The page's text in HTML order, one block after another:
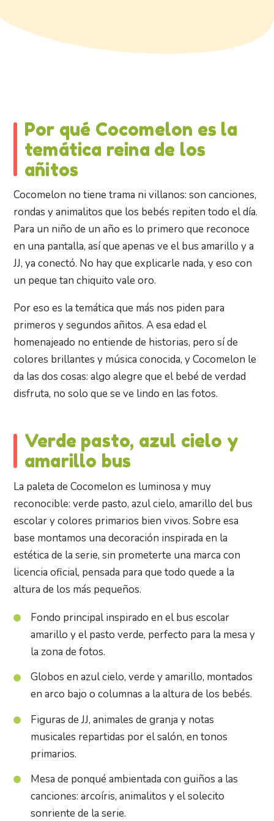
Por qué Cocomelon es la
temática reina de los
añitos
Cocomelon no tiene trama ni villanos: son canciones,
rondas y animalitos que los bebés repiten todo el día.
Para un niño de un año es lo primero que reconoce
en una pantalla, así que apenas ve el bus amarillo y a
JJ, ya conectó. No hay que explicarle nada, y eso con
un peque tan chiquito vale oro.
Por eso es la temática que más nos piden para
primeros y segundos añitos. A esa edad el
homenajeado no entiende de historias, pero sí de
colores brillantes y música conocida, y Cocomelon le
da las dos cosas: algo alegre que el bebé de verdad
disfruta, no solo que se ve lindo en las fotos.
Verde pasto, azul cielo y
amarillo bus
La paleta de Cocomelon es luminosa y muy
reconocible: verde pasto, azul cielo, amarillo del bus
escolar y colores primarios bien vivos. Sobre esa
base montamos una decoración inspirada en la
estética de la serie, sin prometerte una marca con
licencia oficial, pensada para que todo quede a la
altura de los más pequeños.
Fondo principal inspirado en el bus escolar
amarillo y el pasto verde, perfecto para la mesa y
la zona de fotos.
Globos en azul cielo, verde y amarillo, montados
en arco bajo o columnas a la altura de los bebés.
Figuras de JJ, animales de granja y notas
musicales repartidas por el salón, en tonos
primarios.
Mesa de ponqué ambientada con guiños a las
canciones: arcoíris, animalitos y el solecito
sonriente de la serie.